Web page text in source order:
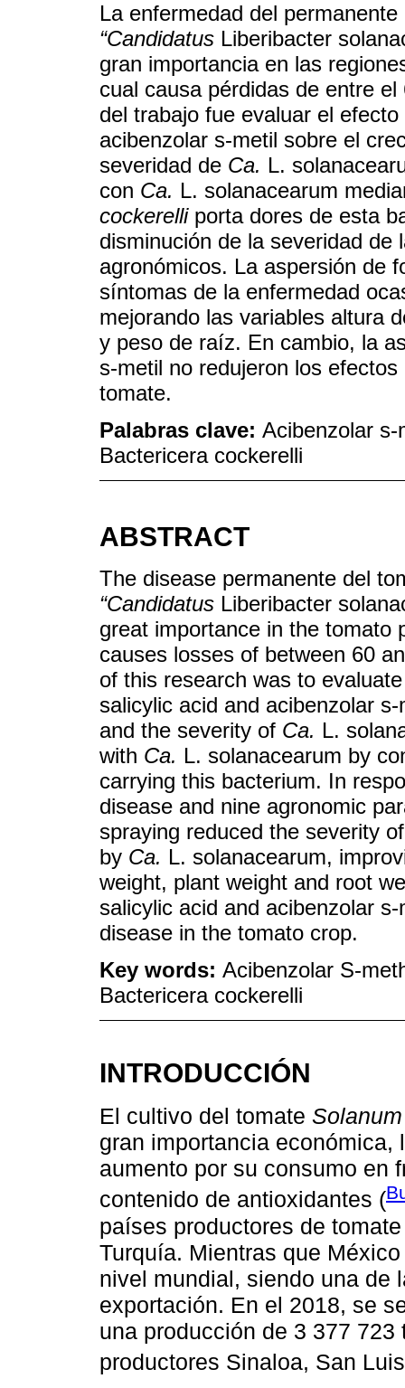
La enfermedad del
“Candidatus Liberibacter
gran importancia en las
cual causa pérdidas de entre
del trabajo fue evaluar el
acibenzolar s-metil sobre el
severidad de Ca. L.
con Ca. L. solanacearum
cockerelliporta dores de esta
disminución de la severidad
agronómicos. La aspersión de
síntomas de la enfermedad
mejorando las variables altura
y peso de raíz. En cambio, la
s-metil no redujeron los
tomate.
Palabras clave: Acibenzolar
Bactericera cockerelli
ABSTRACT
The disease permanente del
“Candidatus Liberibacter
great importance in the tomato
causes losses of between 60
of this research was to
salicylic acid and acibenzolar
and the severity of Ca. L.
with Ca. L. solanacearum by
carrying this bacterium. In
disease and nine agronomic
spraying reduced the severity
by Ca. L. solanacearum,
weight, plant weight and root
salicylic acid and acibenzolar
disease in the tomato crop.
Key words: Acibenzolar S-
Bactericera cockerelli
INTRODUCCIÓN
El cultivo del tomate
gran importancia económica,
aumento por su consumo en
contenido de antioxidantes (
países productores de
Turquía. Mientras que
nivel mundial, siendo una de
exportación. En el 2018, se
una producción de 3 377
productores Sinaloa, San